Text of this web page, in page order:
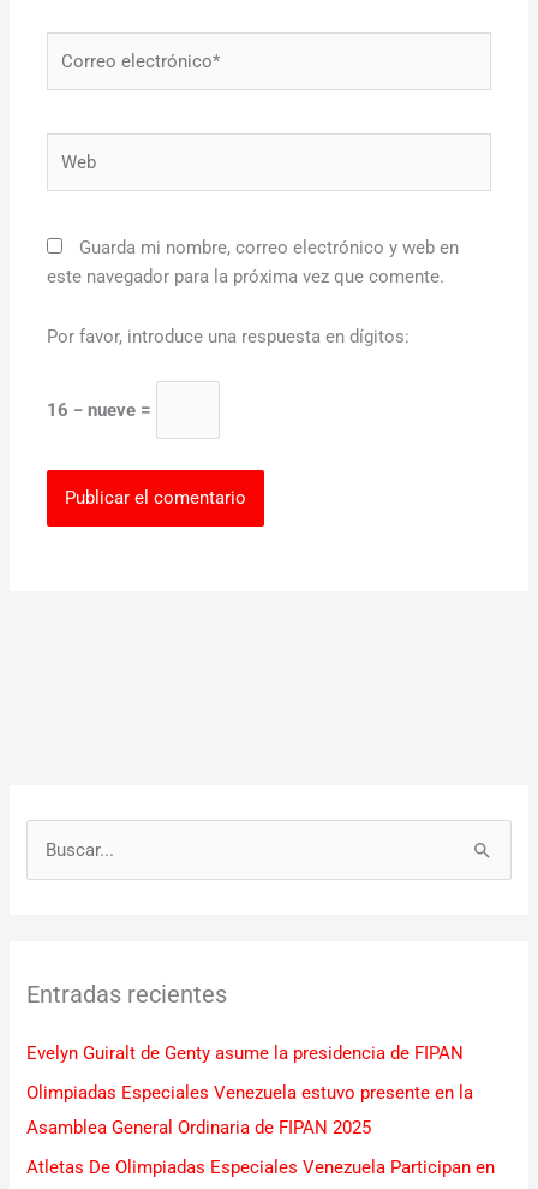
Guarda mi nombre, correo electrónico y web en
este navegador para la próxima vez que comente.
Por favor, introduce una respuesta en dígitos:
16 − nueve =
a
p
o
r
:
Entradas recientes
Evelyn Guiralt de Genty asume la presidencia de FIPAN
Olimpiadas Especiales Venezuela estuvo presente en la
Asamblea General Ordinaria de FIPAN 2025
Atletas De Olimpiadas Especiales Venezuela Participan en